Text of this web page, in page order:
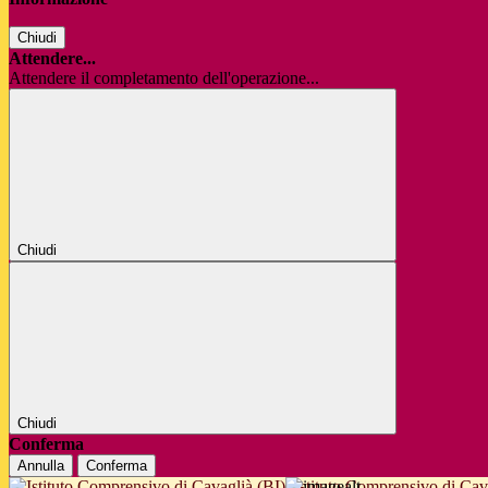
Chiudi
Attendere...
Attendere il completamento dell'operazione...
Chiudi
Chiudi
Conferma
Annulla Conferma